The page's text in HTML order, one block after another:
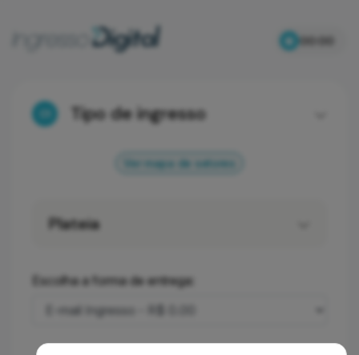
00:00
Tipo de ingresso
Ver mapa de setores
Plateia
Escolha a forma de entrega: